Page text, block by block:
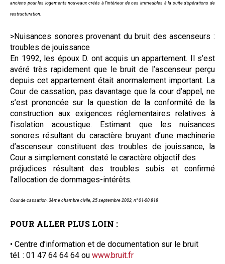
anciens pour les logements nouveaux créés à l’intérieur de ces immeubles à la suite d’opérations de
restructuration.
>Nuisances sonores provenant du bruit des ascenseurs :
troubles de jouissance
En 1992, les époux D. ont acquis un appartement. Il s’est
avéré très rapidement que le bruit de l’ascenseur perçu
depuis cet appartement était anormalement important. La
Cour de cassation, pas davantage que la cour d’appel, ne
s’est prononcée sur la question de la conformité de la
construction aux exigences réglementaires relatives à
l’isolation acoustique. Estimant que les nuisances
sonores résultant du caractère bruyant d’une machinerie
d’ascenseur constituent des troubles de jouissance, la
Cour a simplement constaté le caractère objectif des
préjudices résultant des troubles subis et confirmé
l’allocation de dommages-intérêts.
Cour de cassation. 3ème chambre civile, 25 septembre 2002, n° 01-00.818
POUR ALLER PLUS LOIN :
• Centre d’information et de documentation sur le bruit
tél. : 01 47 64 64 64 ou www.bruit.fr